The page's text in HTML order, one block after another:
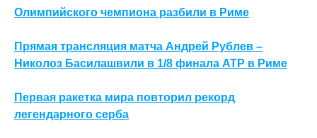
Олимпийского чемпиона разбили в Риме
Прямая трансляция матча Андрей Рублев –
Николоз Басилашвили в 1/8 финала ATP в Риме
Первая ракетка мира повторил рекорд
легендарного серба